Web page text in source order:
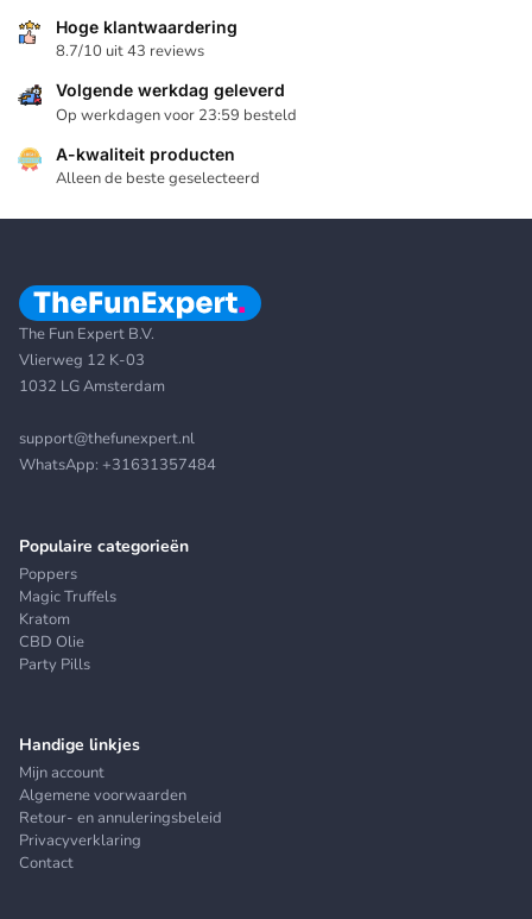
Hoge klantwaardering
8.7/10 uit 43 reviews
Volgende werkdag geleverd
Op werkdagen voor 23:59 besteld
A-kwaliteit producten
Alleen de beste geselecteerd
The Fun Expert B.V.
Vlierweg 12 K-03
1032 LG Amsterdam
support@thefunexpert.nl
WhatsApp: +31631357484
Populaire categorieën
Poppers
Magic Truffels
Kratom
CBD Olie
Party Pills
Handige linkjes
Mijn account
Algemene voorwaarden
Retour- en annuleringsbeleid
Privacyverklaring
Contact